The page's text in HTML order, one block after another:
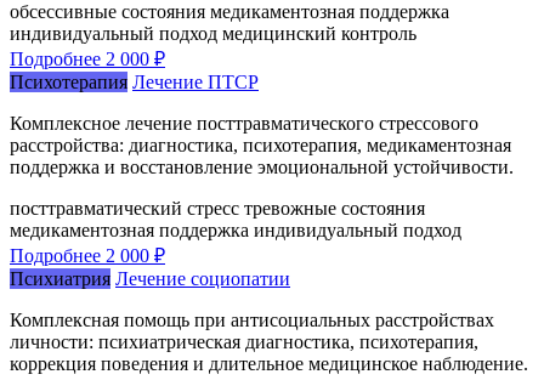
обсессивные состояния медикаментозная поддержка
индивидуальный подход медицинский контроль
Подробнее 2 000 ₽
Психотерапия Лечение ПТСР
Комплексное лечение посттравматического стрессового
расстройства: диагностика, психотерапия, медикаментозная
поддержка и восстановление эмоциональной устойчивости.
посттравматический стресс тревожные состояния
медикаментозная поддержка индивидуальный подход
Подробнее 2 000 ₽
Психиатрия Лечение социопатии
Комплексная помощь при антисоциальных расстройствах
личности: психиатрическая диагностика, психотерапия,
коррекция поведения и длительное медицинское наблюдение.